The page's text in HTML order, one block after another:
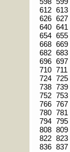
612 613
626 627
640 641
654 655
668 669
682 683
696 697
710 711
724 725
738 739
752 753
766 767
780 781
794 795
808 809
822 823
836 837